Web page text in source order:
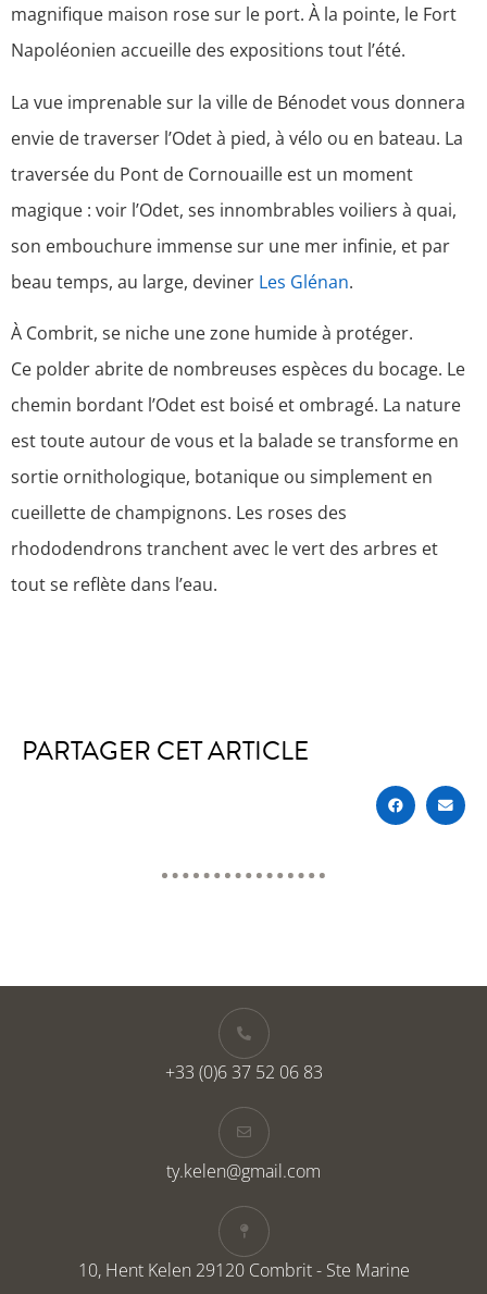
magnifique maison rose sur le port. À la pointe, le Fort
Napoléonien accueille des expositions tout l’été.
La vue imprenable sur la ville de Bénodet vous donnera
envie de traverser l’Odet à pied, à vélo ou en bateau. La
traversée du Pont de Cornouaille est un moment
magique : voir l’Odet, ses innombrables voiliers à quai,
son embouchure immense sur une mer infinie, et par
beau temps, au large, deviner Les Glénan.
À Combrit, se niche une zone humide à protéger.
Ce polder abrite de nombreuses espèces du bocage. Le
chemin bordant l’Odet est boisé et ombragé. La nature
est toute autour de vous et la balade se transforme en
sortie ornithologique, botanique ou simplement en
cueillette de champignons. Les roses des
rhododendrons tranchent avec le vert des arbres et
tout se reflète dans l’eau.
PARTAGER CET ARTICLE
+33 (0)6 37 52 06 83
ty.kelen@gmail.com
10, Hent Kelen 29120 Combrit - Ste Marine